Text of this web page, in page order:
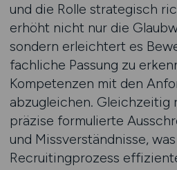
und die Rolle strategisch
erhöht nicht nur die
sondern erleichtert es
fachliche Passung zu
Kompetenzen mit den
abzugleichen. Gleichzeitig
präzise formulierte
und Missverständnisse,
Recruitingprozess